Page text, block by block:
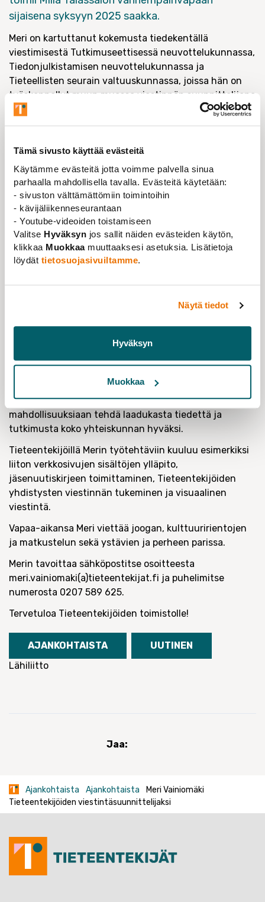
Tämä sivusto käyttää evästeitä
Käytämme evästeitä jotta voimme palvella sinua
parhaalla mahdollisella tavalla. Evästeitä käytetään:
- sivuston välttämättömiin toimintoihin
- kävijäliikenneseurantaan
- Youtube-videoiden toistamiseen
Valitse Hyväksyn jos sallit näiden evästeiden käytön,
klikkaa Muokkaamuuttaaksesi asetuksia. Lisätietoja
löydät tietosuojasivuiltamme.
Näytä tiedot
Hyväksyn
Muokkaa
sijaisena syksyyn 2025 saakka.
Meri on kartuttanut kokemusta tiedekentällä
viestimisestä Tutkimuseettisessä neuvottelukunnassa,
Tiedonjulkistamisen neuvottelukunnassa ja
Tieteellisten seurain valtuuskunnassa, joissa hän on
työskennellyt muun muassa viestinnän suunnittelijana
ja tapahtuma- ja viestintäkoordinaattorina.
tieteen yleistajuistamisesta opiskeluaikoina. Viime
vuosina olen päässyt tutustumaan monipuolisesti
kotimaisen tiedekentän toimijoihin ja erilaisiin tapoihin
tehdä vaikuttavaa tiedeviestintää. Tieteentekijöissä
viestiminen tarjoaa hienon mahdollisuuden tukea
tutkijoiden työtä ja oppia paitsi ammattiliittojen
maailmasta, myös korkeakoulu- ja tiedepolitiikasta
entistä syvemmin.
Merin vahvuuksia ovat erityisesti organisaatio- ja
yliopistossa journalistiikkaa ja viestintää,
– Tieteentekijöissä tavoitteenani on auttaa ja tukea
antoisaa olla mukana edistämässä hyvää työelämää
tieteentekijöille sekä tukea sitä kautta heidän
mahdollisuuksiaan tehdä laadukasta tiedettä ja
tutkimusta koko yhteiskunnan hyväksi.
Tieteentekijöillä Merin työtehtäviin kuuluu esimerkiksi
liiton verkkosivujen sisältöjen ylläpito,
jäsenuutiskirjeen toimittaminen, Tieteentekijöiden
yhdistysten viestinnän tukeminen ja visuaalinen
viestintä.
Vapaa-aikansa Meri viettää joogan, kulttuuririentojen
ja matkustelun sekä ystävien ja perheen parissa.
Merin tavoittaa sähköpostitse osoitteesta
meri.vainiomaki(a)tieteentekijat.fi ja puhelimitse
numerosta 0207 589 625.
Tervetuloa Tieteentekijöiden toimistolle!
AJANKOHTAISTA
UUTINEN
Lähiliitto
Jaa:
Ajankohtaista Ajankohtaista
Meri Vainiomäki
Tieteentekijöiden viestintäsuunnittelijaksi